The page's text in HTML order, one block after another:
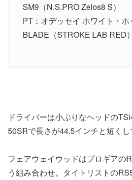
SM9（N.S.PRO Zelos8 S）
PT：オデッセイ ホワイト・
BLADE（STROKE LAB RED）
ドライバーは小ぶりなヘッドの
50SRで長さが44.5インチと短くし
フェアウェイウッドはプロギアの
う組み合わせ。タイトリストの